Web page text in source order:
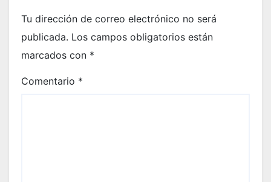
Tu dirección de correo electrónico no será
publicada. Los campos obligatorios están
marcados con *
Comentario *